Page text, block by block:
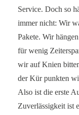
Service. Doch so
immer nicht: Wir
Pakete. Wir
für wenig
wir auf Knien
der Kür punkten
Also ist die erste
Zuverlässigkeit ist